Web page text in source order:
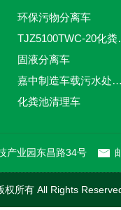
环保污物分离车
固液分离车
嘉中制造车载污水处理设备-环
化粪池清理车
产业园东昌路34号
所有 All Rights